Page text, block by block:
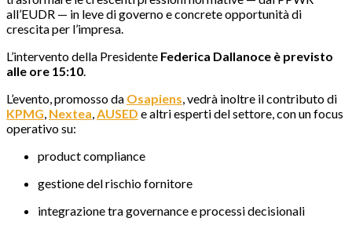
all’EUDR — in leve di governo e concrete opportunità di
crescita per l’impresa.
L’intervento della Presidente Federica Dallanoce è previsto
alle ore 15:10
L’evento, promosso da Osapiens , vedrà inoltre il contributo di
KPMG Nextea AUSED e altri esperti del settore, con un focus
operativo su:
product compliance
gestione del rischio fornitore
integrazione tra governance e processi decisionali